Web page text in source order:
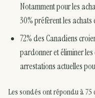
Notamment pour les
30% préfèrent les achats
72% des Canadiens
pardonner et éliminer
arrestations actuelles
Les sondés ont répondu à 75